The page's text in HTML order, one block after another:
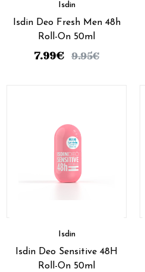
Isdin
Isdin Deo Fresh Men 48h
Roll-On 50ml
7.99€ 9.95€
Isdin
Isdin Deo Sensitive 48H
Roll-On 50ml